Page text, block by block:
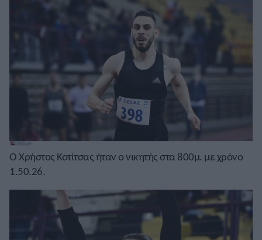
Ο Χρήστος Κοτίτσας ήταν ο νικητής στα 800μ. με χρόνο
1.50.26.